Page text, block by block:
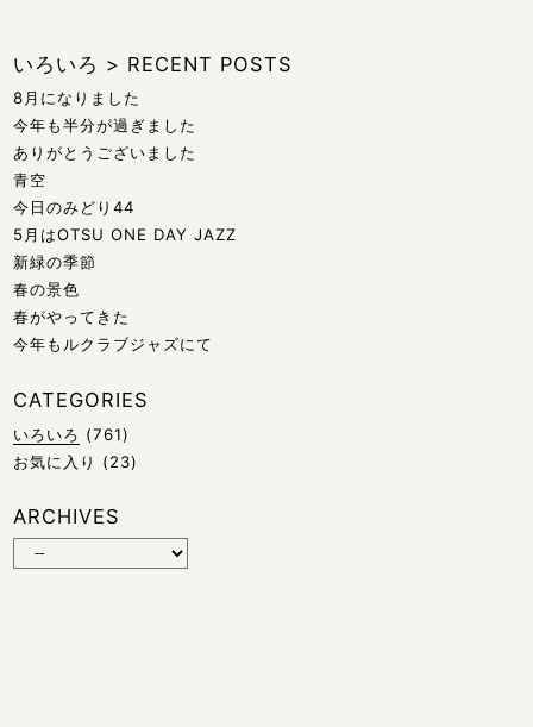
いろいろ > RECENT POSTS
8月になりました
今年も半分が過ぎました
ありがとうございました
青空
今日のみどり44
5月はOTSU ONE DAY JAZZ
新緑の季節
春の景色
春がやってきた
今年もルクラブジャズにて
CATEGORIES
いろいろ (761)
お気に入り
(23)
ARCHIVES